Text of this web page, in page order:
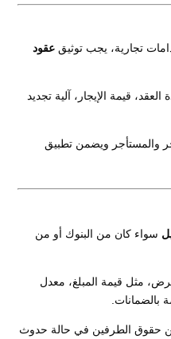
تجارية، يجب توثيق عقود
قيمة الإيجار، آلية تجديد
والمستأجر ويضمن تطبيق
سواء كان من البنوك أو من
مثل قيمة المبلغ، معدل
بالضمانات.
حقوق الطرفين في حالة حدوث